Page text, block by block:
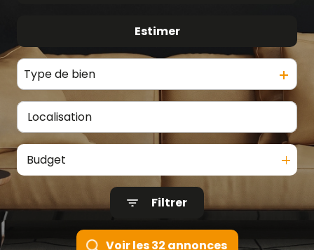
Estimer
Type de bien
Budget
Filtrer
Voir les32 annonces